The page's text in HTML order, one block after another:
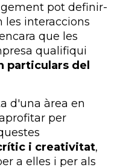
pot definir-
les interaccions
que les
qualifiqui
particulars del
d'una àrea en
per
i creativitat,
a elles i per als